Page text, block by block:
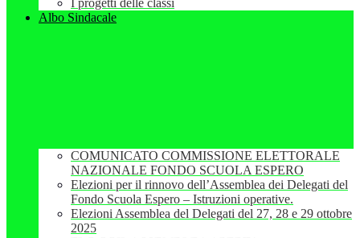
I progetti delle classi
Albo Sindacale
COMUNICATO COMMISSIONE ELETTORALE
NAZIONALE FONDO SCUOLA ESPERO
Elezioni per il rinnovo dell’Assemblea dei Delegati del
Fondo Scuola Espero – Istruzioni operative.
Elezioni Assemblea del Delegati del 27, 28 e 29 ottobre
2025